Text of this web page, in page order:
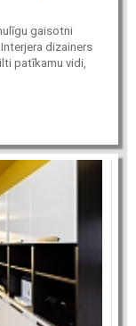
gaisotni
dizainers
patīkamu vidi,